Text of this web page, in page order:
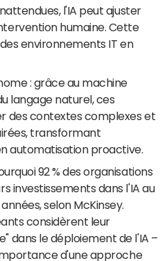
l'IA peut ajuster
humaine. Cette
environnements IT en
: grâce au machine
langage naturel, ces
des contextes complexes et
transformant
automatisation proactive.
92 % des organisations
investissements dans l'IA au
selon McKinsey.
considèrent leur
dans le déploiement de l'IA –
d'une approche